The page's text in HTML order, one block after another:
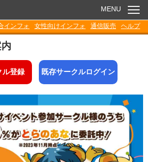
お知らせ
電子書籍
Q&A
各種ダウンロード
MENU
インフォ 女性向けインフォ 通信販売 ヘルプ
ル登録 既存サークルログイン